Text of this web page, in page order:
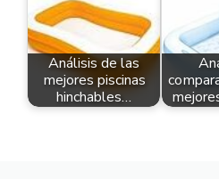
Análisis de las
mejores piscinas
hinchables…